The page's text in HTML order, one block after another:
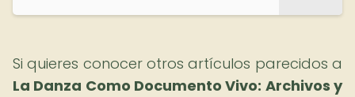
Si quieres conocer otros artículos parecidos a
La Danza Como Documento Vivo: Archivos y